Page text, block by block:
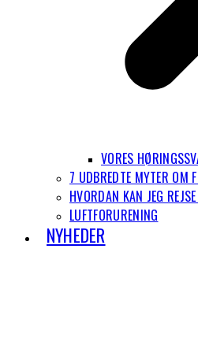
VORES
7 UDBREDTE MYTER OM
HVORDAN KAN JEG
LUFTFORURENING
NYHEDER